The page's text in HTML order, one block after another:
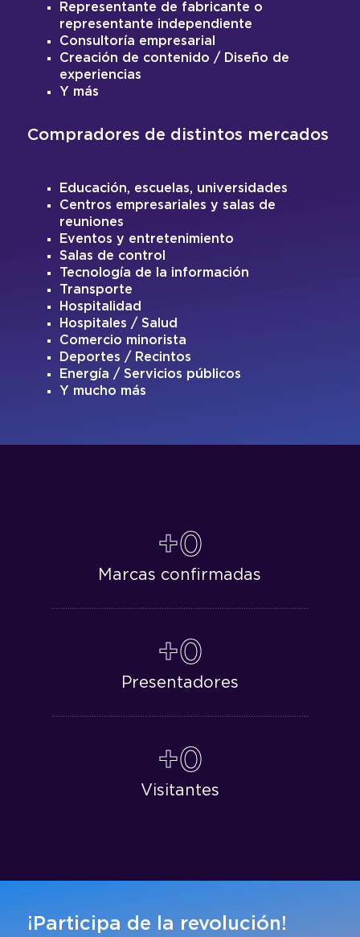
Representante de fabricante o
representante independiente
Consultoría empresarial
Creación de contenido / Diseño de
experiencias
Y más
Compradores de distintos mercados
Educación, escuelas, universidades
Centros empresariales y salas de
reuniones
Eventos y entretenimiento
Salas de control
Tecnología de la información
Transporte
Hospitalidad
Hospitales / Salud
Comercio minorista
Deportes / Recintos
Energía / Servicios públicos
Y mucho más
+0
Marcas confirmadas
+0
Presentadores
+0
Visitantes
¡Participa de la revolución!